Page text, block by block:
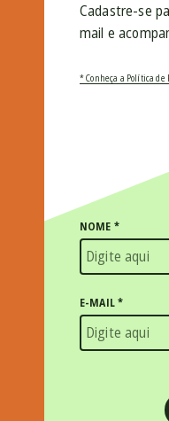
Cadastre-se
mail e
* Conheça a Política de
NOME *
E-MAIL*